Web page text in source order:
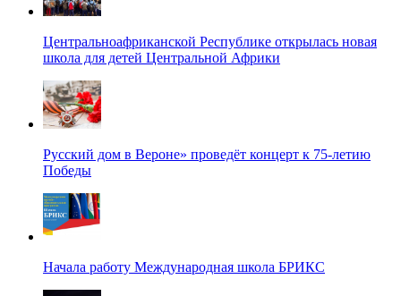
Центральноафриканской Республике открылась новая
школа для детей Центральной Африки
Русский дом в Вероне» проведёт концерт к 75-летию
Победы
Начала работу Международная школа БРИКС